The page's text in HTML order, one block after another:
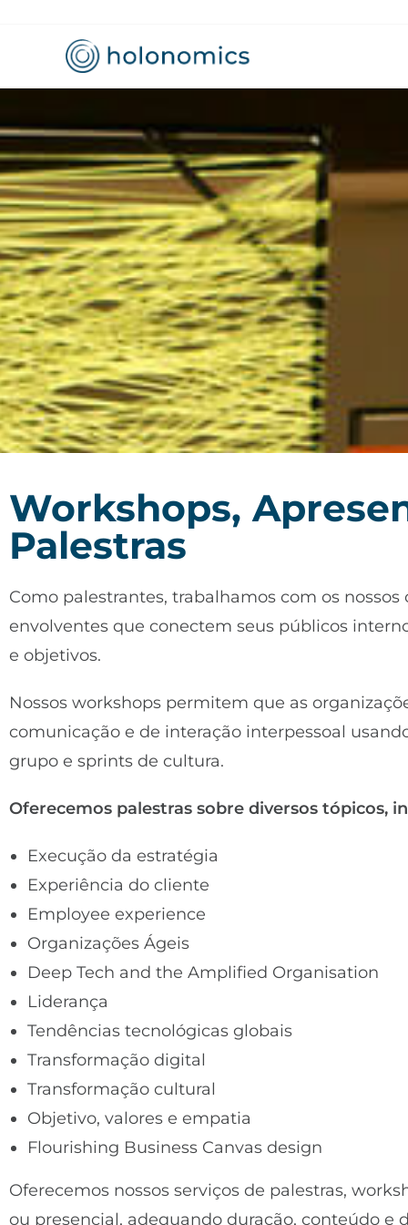
Workshops,
Palestras
Como palestrantes, trabalhamos com os
envolventes que conectem seus públicos
e objetivos.
Nossos workshops permitem que as
comunicação e de interação interpessoal
grupo e sprints de cultura.
Oferecemos palestras sobre diversos tópicos,
Execução da estratégia
Experiência do cliente
Employee experience
Organizações Ágeis
Deep Tech and the Amplified Organisation
Liderança
Tendências tecnológicas globais
Transformação digital
Transformação cultural
Objetivo, valores e empatia
Flourishing Business Canvas design
Oferecemos nossos serviços de palestras,
ou presencial, adequando duração, conteúdo e